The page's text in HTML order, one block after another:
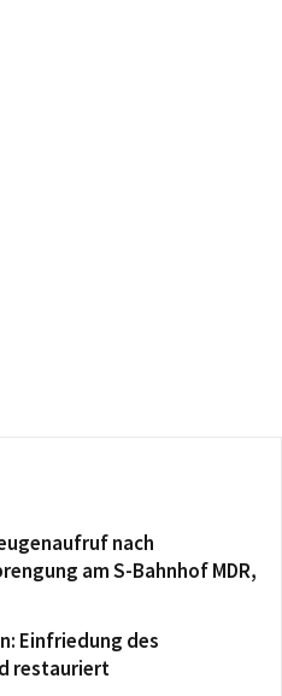
nach
am S-Bahnhof MDR,
Einfriedung des
restauriert